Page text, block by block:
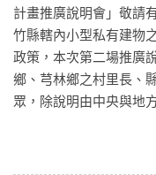
計畫推廣說明會」敬請
竹縣轄內小型私有建物
政策，本次第二場推廣
鄉、芎林鄉之村里長、
眾，除說明由中央與地